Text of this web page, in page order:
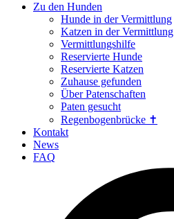
Zu den Hunden
Hunde in der Vermittlung
Katzen in der Vermittlung
Vermittlungshilfe
Reservierte Hunde
Reservierte Katzen
Zuhause gefunden
Über Patenschaften
Paten gesucht
Regenbogenbrücke ✝
Kontakt
News
FAQ